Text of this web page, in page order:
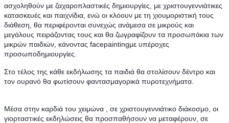
ασχοληθούν με ζαχαροπλαστικές δημιουργίες, με χριστουγεννιάτικες
κατασκευές και παιχνίδια, ενώ οι κλόουν με τη χιουμοριστική τους
διάθεση, θα περιφέρονται συνεχώς ανάμεσα σε μικρούς και
μεγάλους πειράζοντας τους και θα ζωγραφίζουν τα προσωπάκια των
μικρών παιδιών, κάνοντας facepaintingμε υπέροχες
προσωποδημιουργίες.
Στο τέλος της κάθε εκδήλωσης τα παιδιά θα στολίσουν δέντρο και
τον ουρανό θα φωτίσουν φαντασμαγορικά πυροτεχνήματα.
Μέσα στην καρδιά του χειμώνα , σε χριστουγεννιάτικο διάκοσμο, οι
γιορταστικές εκδηλώσεις θα προσπαθήσουν να μεταφέρουν, σε